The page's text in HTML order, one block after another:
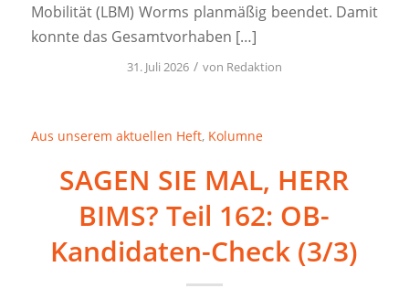
Mobilität (LBM) Worms planmäßig beendet. Damit
konnte das Gesamtvorhaben […]
31. Juli 2026 / von Redaktion
Aus unserem aktuellen Heft, Kolumne
SAGEN SIE MAL, HERR
BIMS? Teil 162: OB-
Kandidaten-Check (3/3)